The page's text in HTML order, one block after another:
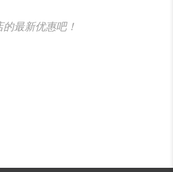
最新优惠吧！